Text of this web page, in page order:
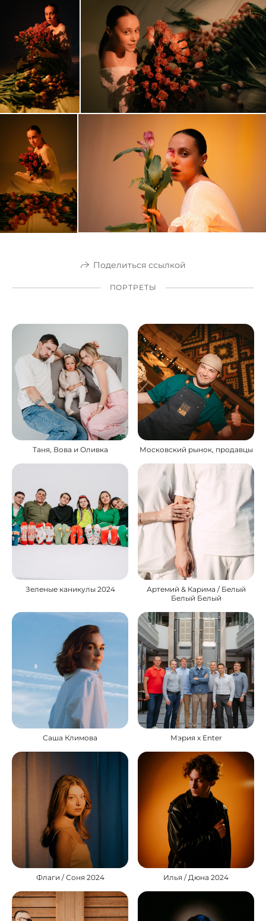
Поделиться ссылкой
ПОРТРЕТЫ
Таня, Вова и Оливка Московский рынок, продавцы
Зеленые каникулы 2024
Артемий & Карима / Белый
Белый Белый
Саша Климова Мэрия х Enter
Флаги / Соня 2024 Илья / Дюна 2024